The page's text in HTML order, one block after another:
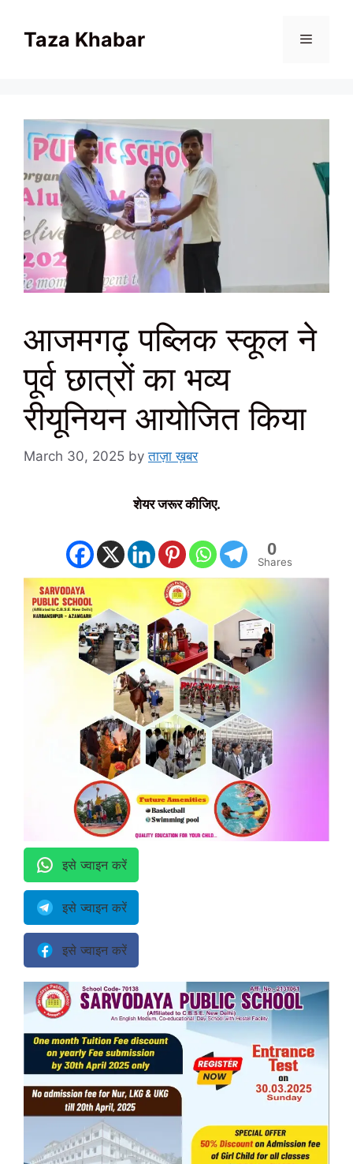
contentTaza Khabar
आजमगढ़ पब्लिक स्कूल ने
पूर्व छात्रों का भव्य
रीयूनियन आयोजित किया
March 30, 2025 byताज़ा ख़बर
शेयर जरूर कीजिए.
0
Shares
इसे ज्वाइन करें
इसे ज्वाइन करें
इसे ज्वाइन करें